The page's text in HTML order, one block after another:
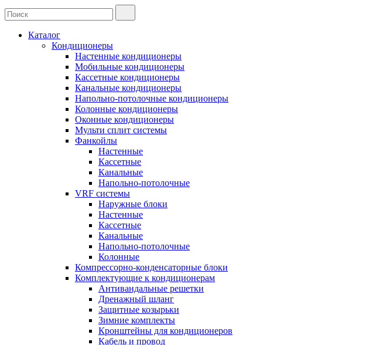
Каталог
Кондиционеры
Настенные кондиционеры
Мобильные кондиционеры
Кассетные кондиционеры
Канальные кондиционеры
Напольно-потолочные кондиционеры
Колонные кондиционеры
Оконные кондиционеры
Мульти сплит системы
Фанкойлы
Настенные
Кассетные
Канальные
Напольно-потолочные
VRF системы
Наружные блоки
Настенные
Кассетные
Канальные
Напольно-потолочные
Колонные
Компрессорно-конденсаторные блоки
Комплектующие к кондиционерам
Антивандальные решетки
Дренажный шланг
Защитные козырьки
Зимние комплекты
Кронштейны для кондиционеров
Кабель и провод